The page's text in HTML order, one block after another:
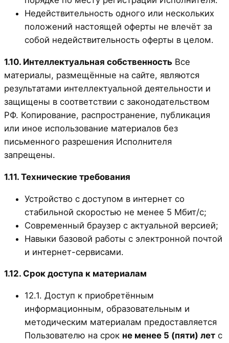
Недействительность одного или нескольких
положений настоящей оферты не влечёт за
собой недействительность оферты в целом.
1.10. Интеллектуальная собственность Все
материалы, размещённые на сайте, являются
результатами интеллектуальной деятельности и
защищены в соответствии с законодательством
РФ. Копирование, распространение, публикация
или иное использование материалов без
письменного разрешения Исполнителя
запрещены.
1.11. Технические требования
Устройство с доступом в интернет со
стабильной скоростью не менее 5 Мбит/с;
Современный браузер с актуальной версией;
Навыки базовой работы с электронной почтой
и интернет-сервисами.
1.12. Срок доступа к материалам
12.1. Доступ к приобретённым
информационным, образовательным и
методическим материалам предоставляется
Пользователю на срок не менее 5 (пяти) лет с